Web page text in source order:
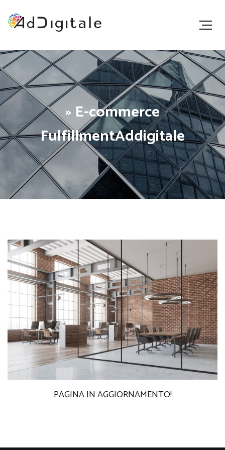
» E-commerce
FulfillmentAddigitale
PAGINA IN AGGIORNAMENTO!